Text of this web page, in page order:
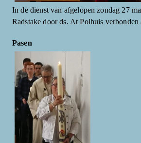
In de dienst van afgelopen zondag 27
Radstake door ds. At Polhuis verbonden
Pasen